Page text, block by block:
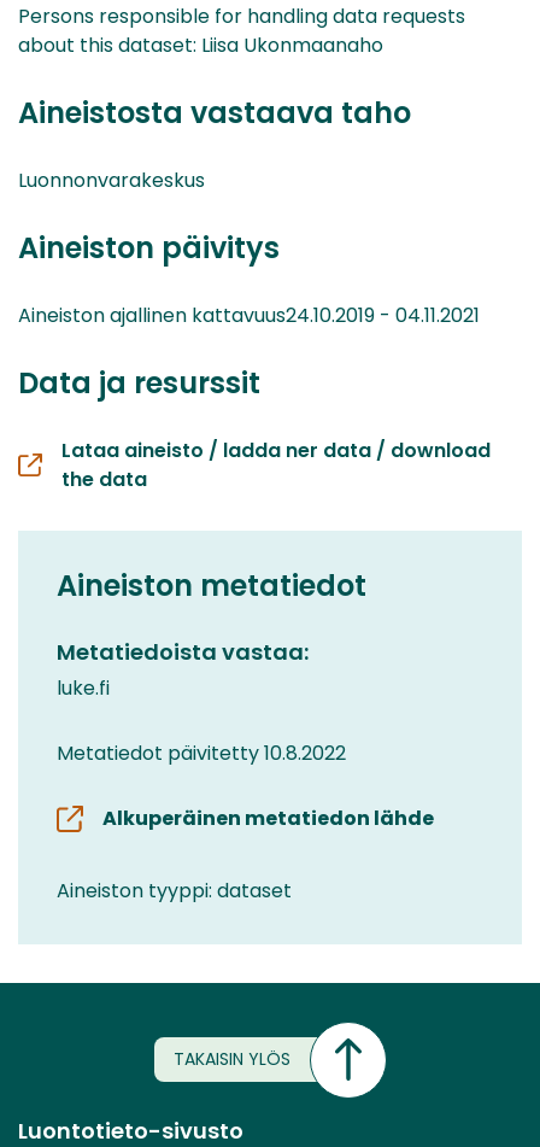
Persons responsible for handling data requests
about this dataset: Liisa Ukonmaanaho
Aineistosta vastaava taho
Luonnonvarakeskus
Aineiston päivitys
Aineiston ajallinen kattavuus24.10.2019 - 04.11.2021
Data ja resurssit
Lataa aineisto / ladda ner data / download
the data
Aineiston metatiedot
Metatiedoista vastaa:
luke.fi
Metatiedot päivitetty 10.8.2022
Alkuperäinen metatiedon lähde
Aineiston tyyppi: dataset
TAKAISIN YLÖS
Luontotieto-sivusto